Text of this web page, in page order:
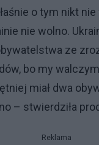
o tym nikt
nie wolno.
ze
bo my
miał dwa
– stwierdziła
Reklama